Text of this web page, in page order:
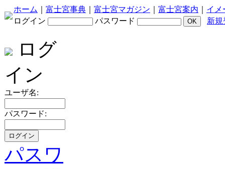
ホーム 富士宮事典 富士宮マガジン 富士宮案内
イメ
ログイン
パスワード 新規
ログ
イン
ユーザ名:
パスワード:
パスワ